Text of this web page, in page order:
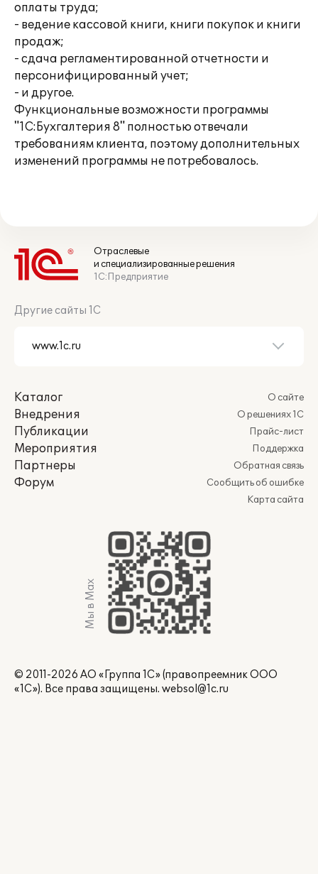
оплаты труда;
- ведение кассовой книги, книги покупок и книги
продаж;
- сдача регламентированной отчетности и
персонифицированный учет;
- и другое.
Функциональные возможности программы
"1С:Бухгалтерия 8" полностью отвечали
требованиям клиента, поэтому дополнительных
изменений программы не потребовалось.
Отраслевые
и специализированные решения
1С:Предприятие
Другие сайты 1С
Каталог
Внедрения
Публикации
Мероприятия
Партнеры
Форум
О сайте
О решениях 1С
Прайс-лист
Поддержка
Обратная связь
Сообщить об ошибке
Карта сайта
Мы в Max
© 2011-2026 АО «Группа 1С» (правопреемник ООО
«1С»). Все права защищены. websol@1c.ru